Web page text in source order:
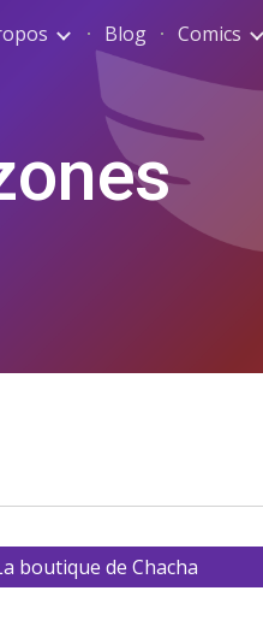
Skip to navigation
Blog Comics
boutique de Chacha